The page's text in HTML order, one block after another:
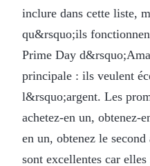
inclure dans cette liste,
qu&rsquo;ils
Prime Day
principale : ils veulent
l&rsquo;argent. Les
achetez-en un, obtenez-
en un, obtenez le
sont excellentes car